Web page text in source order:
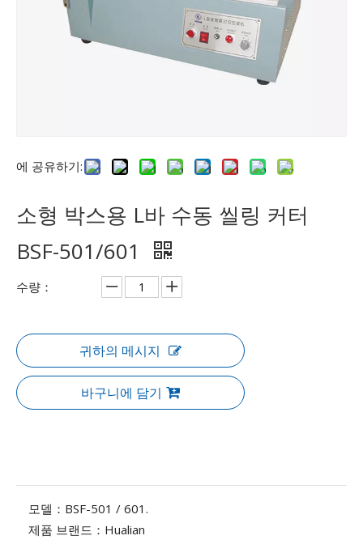
에 공유하기:
소형 박스용 L바 수동 씰링 커터
BSF-501/601
수량：
귀하의 메시지
바구니에 담기
모델： BSF-501 / 601.
제품 브랜드： Hualian